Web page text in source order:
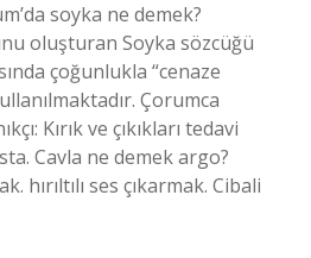
soyka ne demek?
oluşturan Soyka sözcüğü
çoğunlukla “cenaze
Çorumca
Kırık ve çıkıkları tedavi
Cavla ne demek argo?
hırıltılı ses çıkarmak. Cibali